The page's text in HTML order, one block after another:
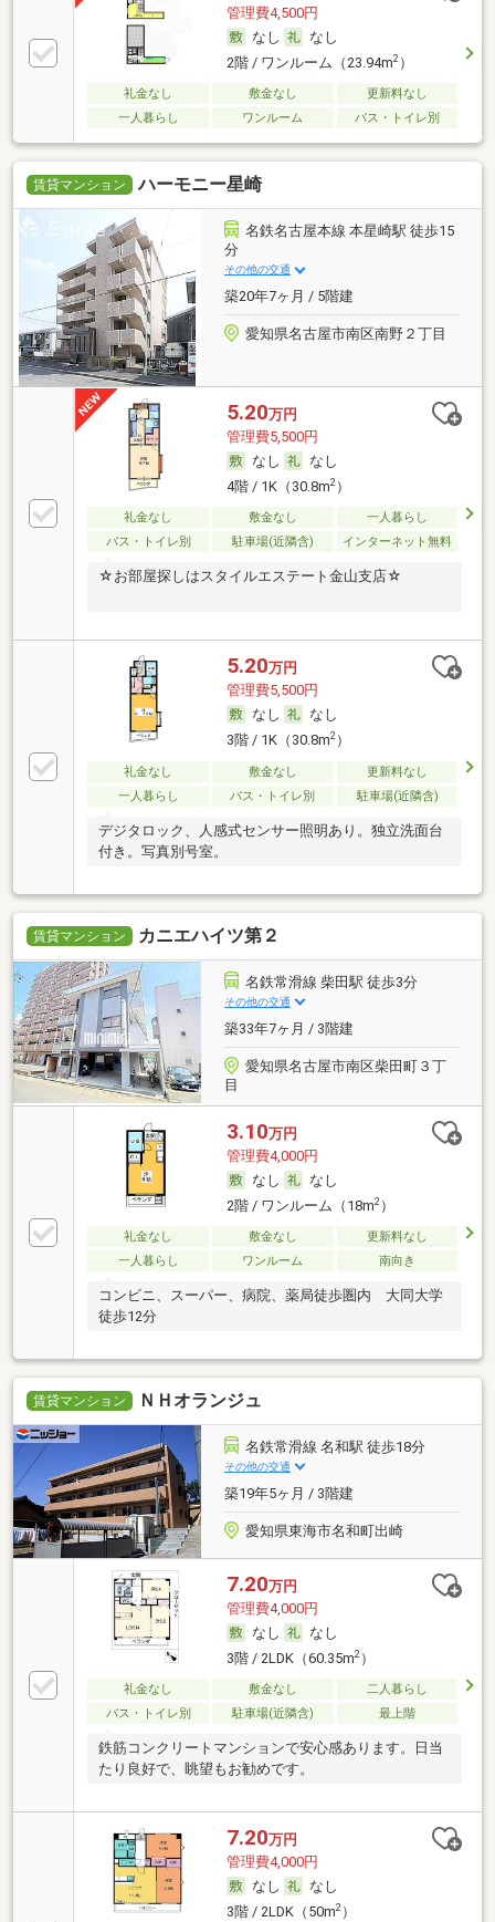
管理費4,500円
なし
なし
2階 / ワンルーム（23.94m2）
礼金なし 敷金なし
更新料なし
一人暮らし
ワンルーム バス・トイレ別
賃貸マンション ハーモニー星崎
名鉄名古屋本線 本星崎駅 徒歩15
分
その他の交通
築20年7ヶ月 / 5階建
愛知県名古屋市南区南野２丁目
5.20万円
管理費5,500円
なし
なし
4階 / 1K（30.8m2）
礼金なし 敷金なし
一人暮らし
バス・トイレ別
駐車場(近隣含) インターネット無料
☆お部屋探しはスタイルエステート金山支店☆
5.20万円
管理費5,500円
なし
なし
3階 / 1K（30.8m2）
礼金なし 敷金なし
更新料なし
一人暮らし
バス・トイレ別 駐車場(近隣含)
デジタロック、人感式センサー照明あり。独立洗面台
付き。写真別号室。
賃貸マンション カニエハイツ第２
名鉄常滑線 柴田駅 徒歩3分
その他の交通
築33年7ヶ月 / 3階建
愛知県名古屋市南区柴田町３丁
目
3.10万円
管理費4,000円
なし
なし
2階 / ワンルーム（18m2）
礼金なし 敷金なし
更新料なし
一人暮らし
ワンルーム 南向き
コンビニ、スーパー、病院、薬局徒歩圏内 大同大学
徒歩12分
賃貸マンション ＮＨオランジュ
名鉄常滑線 名和駅 徒歩18分
その他の交通
築19年5ヶ月 / 3階建
愛知県東海市名和町出崎
7.20万円
管理費4,000円
なし
なし
3階 / 2LDK（60.35m2）
礼金なし 敷金なし
二人暮らし
バス・トイレ別
駐車場(近隣含) 最上階
鉄筋コンクリートマンションで安心感あります。日当
たり良好で、眺望もお勧めです。
7.20万円
管理費4,000円
なし
なし
3階 / 2LDK（50m2）